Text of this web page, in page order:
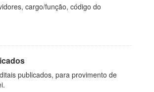
cargo/função, código do
publicados, para provimento de